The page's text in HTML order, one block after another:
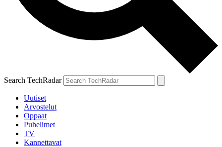
Search TechRadar
Uutiset
Arvostelut
Oppaat
Puhelimet
TV
Kannettavat